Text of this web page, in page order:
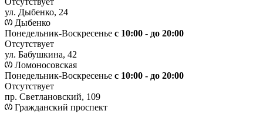
ул. Дыбенко, 24
Дыбенко
Понедельник-Воскресенье с 10:00 - до 20:00
Отсутствует
ул. Бабушкина, 42
Ломоносовская
Понедельник-Воскресенье с 10:00 - до 20:00
Отсутствует
пр. Светлановский, 109
Гражданский проспект